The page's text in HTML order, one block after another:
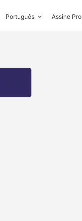
Português Assine Pro